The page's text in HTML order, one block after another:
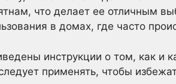
что делает ее отличным
в домах, где часто
инструкции о том, как и
применять, чтобы